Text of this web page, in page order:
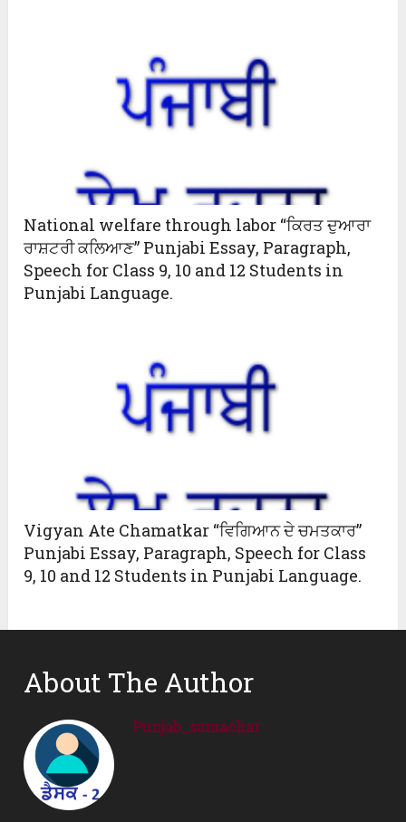
National welfare through labor “ਕਿਰਤ ਦੁਆਰਾ
ਰਾਸ਼ਟਰੀ ਕਲਿਆਣ” Punjabi Essay, Paragraph,
Speech for Class 9, 10 and 12 Students in
Punjabi Language.
Vigyan Ate Chamatkar “ਵਿਗਿਆਨ ਦੇ ਚਮਤਕਾਰ”
Punjabi Essay, Paragraph, Speech for Class
9, 10 and 12 Students in Punjabi Language.
About The Author
Punjab_samachar